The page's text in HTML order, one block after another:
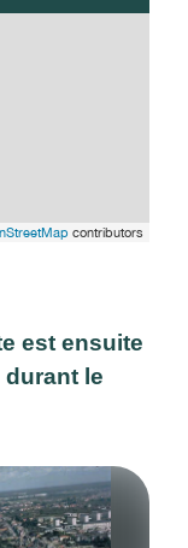
contributors
est ensuite
le